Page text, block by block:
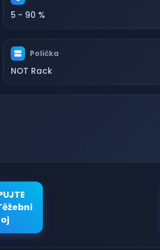
5 - 90 %
Polička
NOT Rack